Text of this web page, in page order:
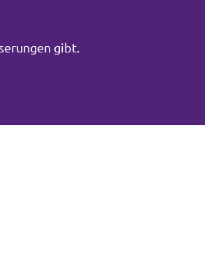
gibt.